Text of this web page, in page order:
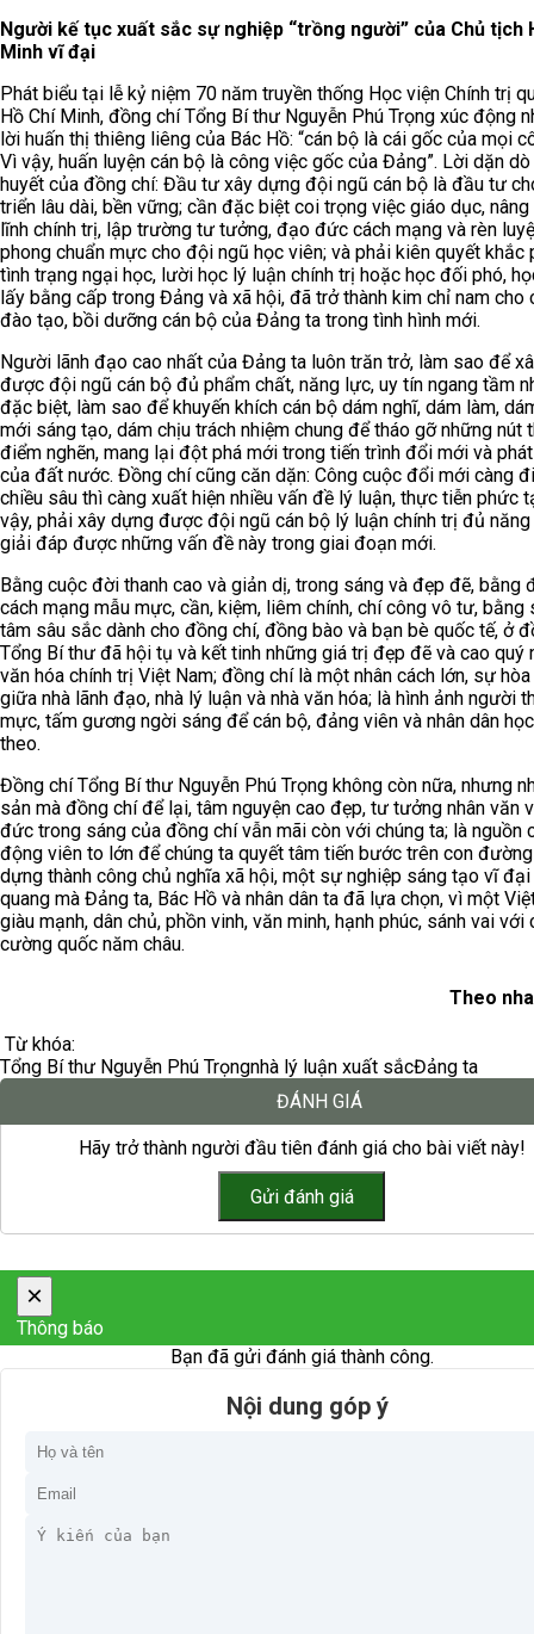
Người kế tục xuất sắc sự nghiệp “trồng người” của Chủ tịch
Minh vĩ đại
Phát biểu tại lễ kỷ niệm 70 năm truyền thống Học viện Chính trị
Hồ Chí Minh, đồng chí Tổng Bí thư Nguyễn Phú Trọng xúc động
lời huấn thị thiêng liêng của Bác Hồ: “cán bộ là cái gốc của mọi
Vì vậy, huấn luyện cán bộ là công việc gốc của Đảng”. Lời dặn
huyết của đồng chí: Đầu tư xây dựng đội ngũ cán bộ là đầu tư
triển lâu dài, bền vững; cần đặc biệt coi trọng việc giáo dục,
lĩnh chính trị, lập trường tư tưởng, đạo đức cách mạng và rèn
phong chuẩn mực cho đội ngũ học viên; và phải kiên quyết khắc
tình trạng ngại học, lười học lý luận chính trị hoặc học đối phó,
lấy bằng cấp trong Đảng và xã hội, đã trở thành kim chỉ nam cho
đào tạo, bồi dưỡng cán bộ của Đảng ta trong tình hình mới.
Người lãnh đạo cao nhất của Đảng ta luôn trăn trở, làm sao để
được đội ngũ cán bộ đủ phẩm chất, năng lực, uy tín ngang tầm
đặc biệt, làm sao để khuyến khích cán bộ dám nghĩ, dám làm,
mới sáng tạo, dám chịu trách nhiệm chung để tháo gỡ những nút
điểm nghẽn, mang lại đột phá mới trong tiến trình đổi mới và
của đất nước. Đồng chí cũng căn dặn: Công cuộc đổi mới càng
chiều sâu thì càng xuất hiện nhiều vấn đề lý luận, thực tiễn phức
vậy, phải xây dựng được đội ngũ cán bộ lý luận chính trị đủ
giải đáp được những vấn đề này trong giai đoạn mới.
Bằng cuộc đời thanh cao và giản dị, trong sáng và đẹp đẽ, bằng
cách mạng mẫu mực, cần, kiệm, liêm chính, chí công vô tư, bằng
tâm sâu sắc dành cho đồng chí, đồng bào và bạn bè quốc tế, ở
Tổng Bí thư đã hội tụ và kết tinh những giá trị đẹp đẽ và cao quý
văn hóa chính trị Việt Nam; đồng chí là một nhân cách lớn, sự
giữa nhà lãnh đạo, nhà lý luận và nhà văn hóa; là hình ảnh người
mực, tấm gương ngời sáng để cán bộ, đảng viên và nhân dân
theo.
Đồng chí Tổng Bí thư Nguyễn Phú Trọng không còn nữa, nhưng
sản mà đồng chí để lại, tâm nguyện cao đẹp, tư tưởng nhân văn
đức trong sáng của đồng chí vẫn mãi còn với chúng ta; là nguồn
động viên to lớn để chúng ta quyết tâm tiến bước trên con
dựng thành công chủ nghĩa xã hội, một sự nghiệp sáng tạo vĩ đại
quang mà Đảng ta, Bác Hồ và nhân dân ta đã lựa chọn, vì một
giàu mạnh, dân chủ, phồn vinh, văn minh, hạnh phúc, sánh vai với
cường quốc năm châu.
Theo
Từ khóa:
Tổng Bí thư Nguyễn Phú Trọngnhà lý luận xuất sắcĐảng ta
ĐÁNH GIÁ
Hãy trở thành người đầu tiên đánh giá cho bài viết này!
×
Thông báo
Bạn đã gửi đánh giá thành công.
Nội dung góp ý